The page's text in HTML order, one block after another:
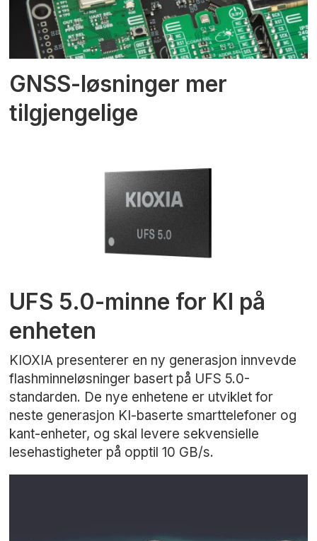
GNSS-løsninger mer
tilgjengelige
UFS 5.0-minne for KI på
enheten
KIOXIA presenterer en ny generasjon innvevde
flashminneløsninger basert på UFS 5.0-
standarden. De nye enhetene er utviklet for
neste generasjon KI-baserte smarttelefoner og
kant-enheter, og skal levere sekvensielle
lesehastigheter på opptil 10 GB/s.